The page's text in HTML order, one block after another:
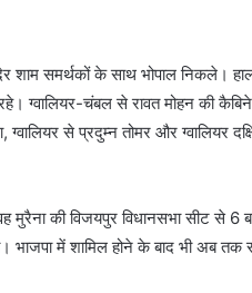
शाम समर्थकों के साथ भोपाल निकले।
ग्वालियर-चंबल से रावत मोहन की
से प्रदुम्न तोमर और ग्वालियर
मुरैना की विजयपुर विधानसभा सीट से 6
भाजपा में शामिल होने के बाद भी अब तक